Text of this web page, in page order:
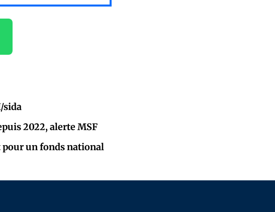
sida
2022, alerte MSF
pour un fonds national